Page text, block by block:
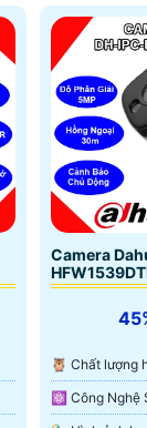
Camera
🦉 Chất lượng